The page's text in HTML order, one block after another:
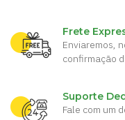
Frete
Enviaremos,
confirmação
Suporte
Fale com um